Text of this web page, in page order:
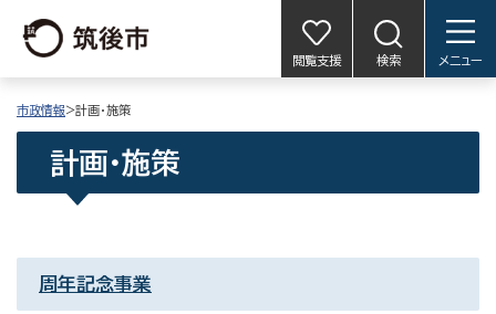
閲覧支援 検索 メニュー
市政情報>計画・施策
計画・施策
周年記念事業